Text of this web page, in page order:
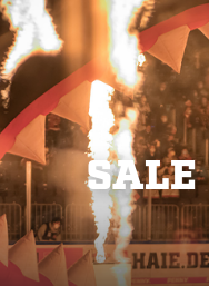
SALE